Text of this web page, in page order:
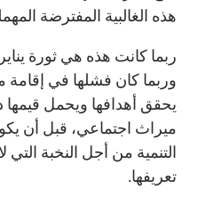
هذه الغالبية المفترضة
ربما كانت هذه هي ثورة
وربما كان فشلها في
يحقق أهدافها ويحمل قيمها
ميراث اجتماعي، قبل أن
التنمية من أجل النخبة التي
تعريفها.